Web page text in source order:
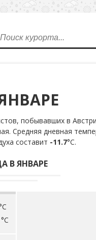
побывавших в
Средняя дневная
составит -11.7°С.
В ЯНВАРЕ
°C